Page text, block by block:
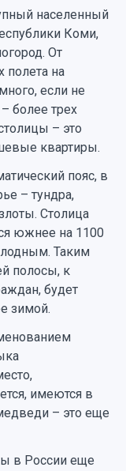
населенный
Коми,
От
полета на
если не
более трех
– это
квартиры.
пояс, в
– тундра,
Столица
южнее на 1100
Таким
полосы, к
будет
зимой.
имеются в
– это еще
в России еще